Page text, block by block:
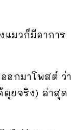
แมวก็มีอาการ
อกมาโพสต์ ว่า
ตุยจริง) ล่าสุด